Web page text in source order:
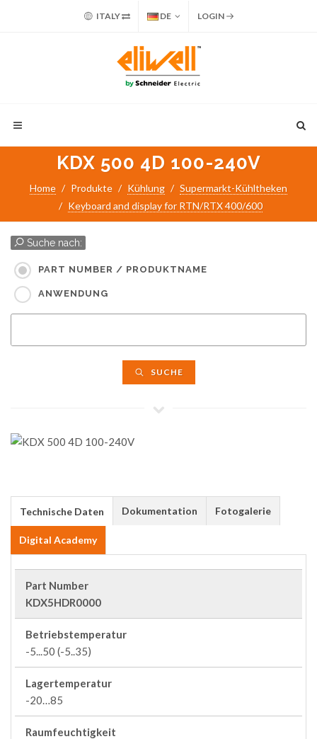
ITALY DE LOGIN
KDX 500 4D 100-240V
Home Produkte Kühlung
Supermarkt-Kühltheken
Keyboard and display for RTN/RTX 400/600
Suche nach:
PART NUMBER / PRODUKTNAME
ANWENDUNG
SUCHE
Technische Daten Dokumentation Fotogalerie
Digital Academy
Part Number
KDX5HDR0000
Betriebstemperatur
-5...50 (-5..35)
Lagertemperatur
-20…85
Raumfeuchtigkeit